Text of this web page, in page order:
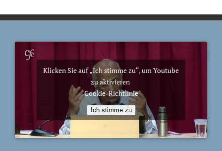
Klicken Sie auf „Ich stimme zu“, um Youtube
zu aktivieren
Cookie-Richtlinie
Ich stimme zu